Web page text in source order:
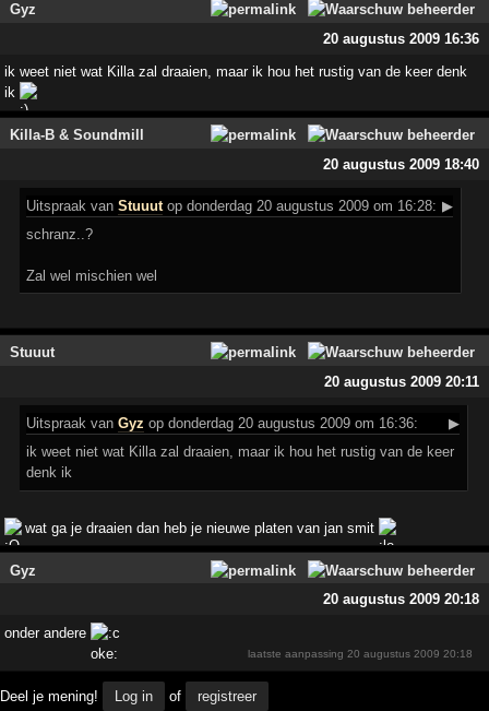
Gyz
20 augustus 2009 16:36
ik weet niet wat Killa zal draaien, maar ik hou het rustig van de keer denk
ik
Killa-B & Soundmill
20 augustus 2009 18:40
Uitspraak vanStuuutop donderdag 20 augustus 2009 om 16:28: ▶
schranz..?
Zal wel mischien wel
Stuuut
20 augustus 2009 20:11
Uitspraak vanGyz op donderdag 20 augustus 2009 om 16:36:
▶
ik weet niet wat Killa zal draaien, maar ik hou het rustig van de keer
denk ik
wat ga je draaien dan heb je nieuwe platen van jan smit
Gyz
20 augustus 2009 20:18
onder andere
laatste aanpassing20 augustus 2009 20:18
Deel je mening! Log in of registreer